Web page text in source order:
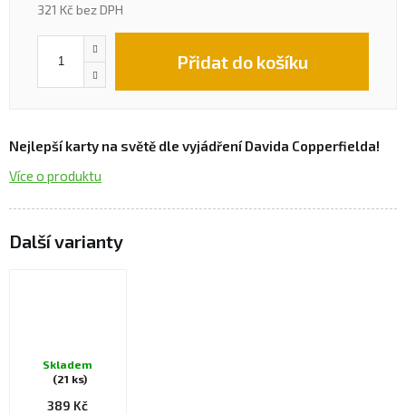
321 Kč bez DPH
Přidat do košíku
Nejlepší karty na světě dle vyjádření Davida Copperfielda!
Více o produktu
Skladem
(21 ks)
389 Kč